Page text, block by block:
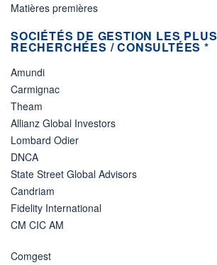
Matières premières
SOCIÉTÉS DE GESTION LES PLUS
RECHERCHÉES / CONSULTÉES *
Amundi
Carmignac
Theam
Allianz Global Investors
Lombard Odier
DNCA
State Street Global Advisors
Candriam
Fidelity International
CM CIC AM
Comgest